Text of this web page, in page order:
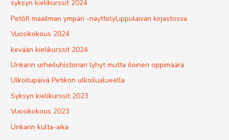
syksyn kielikurssit 2024
Petőfi maailman ympäri -näyttelyLippulaivan kirjastossa
Vuosikokous 2024
kevään kielikurssit 2024
Unkarin urheiluhistorian lyhyt mutta iloinen oppimäärä
Ulkoilupäivä Petikon ulkoilualueella
Syksyn kielikurssit 2023
Vuosikokous 2023
Unkarin kulta-aika